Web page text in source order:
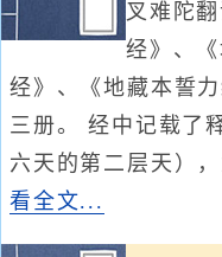
叉难陀
经》、
经》、《地藏本誓
三册。 经中记载了
六天的第二层天）
看全文...